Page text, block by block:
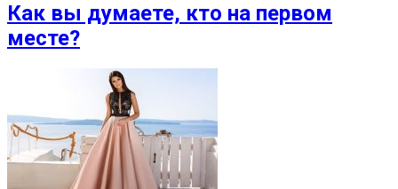
Как вы думаете, кто на первом
месте?